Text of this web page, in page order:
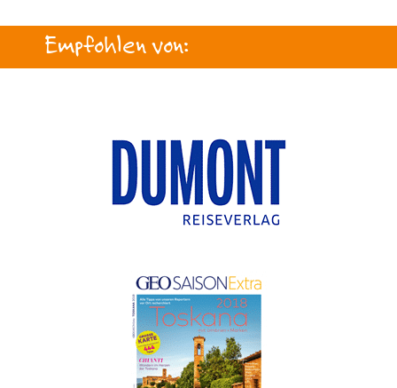
Empfohlen von: